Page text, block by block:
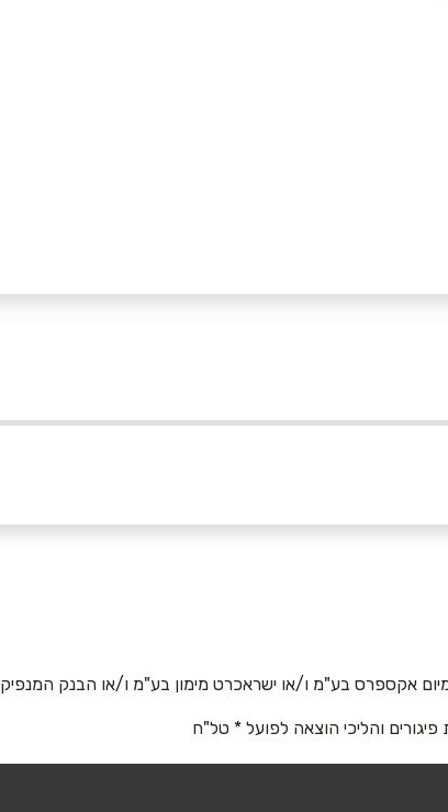
אביב
תלפיות
אקספרס בע"מ ו/או ישראכרט מימון בע"מ ו/או הבנק המנפיק
פיגורים והליכי הוצאה לפועל * טל"ח